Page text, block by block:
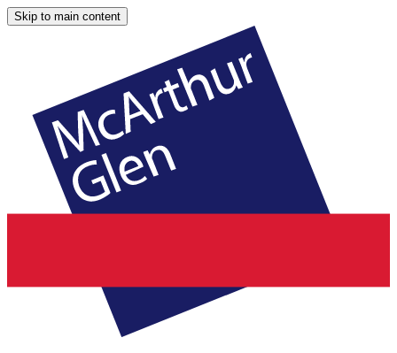
Skip to main content